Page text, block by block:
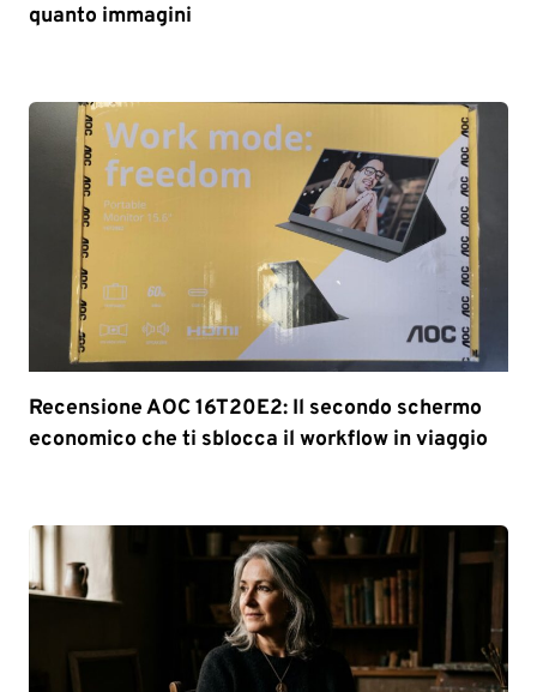
quanto immagini
Recensione AOC 16T20E2: Il secondo schermo
economico che ti sblocca il workflow in viaggio